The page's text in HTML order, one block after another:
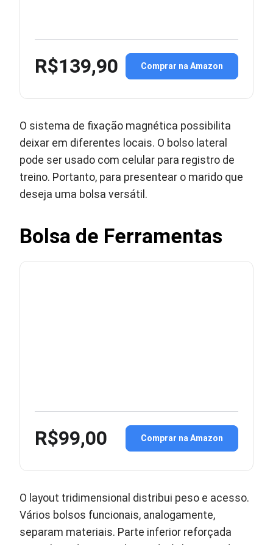
R$139,90 Comprar na Amazon
O sistema de fixação magnética possibilita
deixar em diferentes locais. O bolso lateral
pode ser usado com celular para registro de
treino. Portanto, para presentear o marido que
deseja uma bolsa versátil.
Bolsa de Ferramentas
R$99,00 Comprar na Amazon
O layout tridimensional distribui peso e acesso.
Vários bolsos funcionais, analogamente,
separam materiais. Parte inferior reforçada